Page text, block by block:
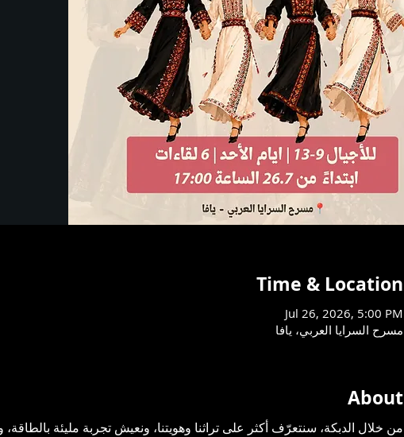
Time & Location
Jul 26, 2026, 5:00 PM
مسرح السرايا العربي، يافا
About
من خلال الدبكة، سنتعرّف أكثر على تراثنا وهويتنا، ونعيش تجربة مليئة